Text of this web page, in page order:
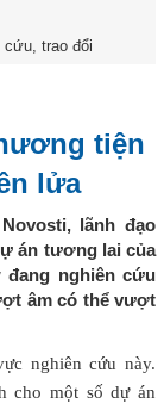
cứu, trao đổi
tiện
lửa
lãnh đạo
án tương lai của
đang nghiên cứu
âm có thể vượt
nghiên cứu này.
cho một số dự án